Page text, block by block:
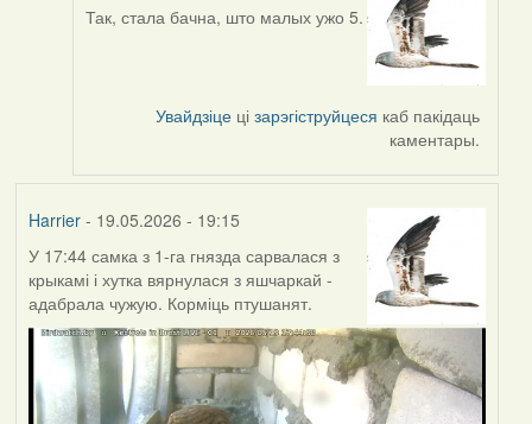
In
Так, стала бачна, што малых ужо 5.
Увайдзіце цізарэгіструйцеся каб пакідаць
каментары.
Harrier- 19.05.2026 - 19:15
У 17:44 самка з 1-га гнязда сарвалася з
крыкамі і хутка вярнулася з яшчаркай -
адабрала чужую. Корміць птушанят.